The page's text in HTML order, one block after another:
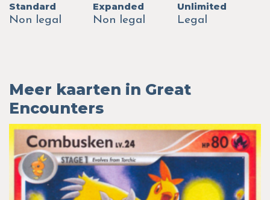
Standard
Non legal
Expanded
Non legal
Unlimited
Legal
Meer kaarten in Great
Encounters